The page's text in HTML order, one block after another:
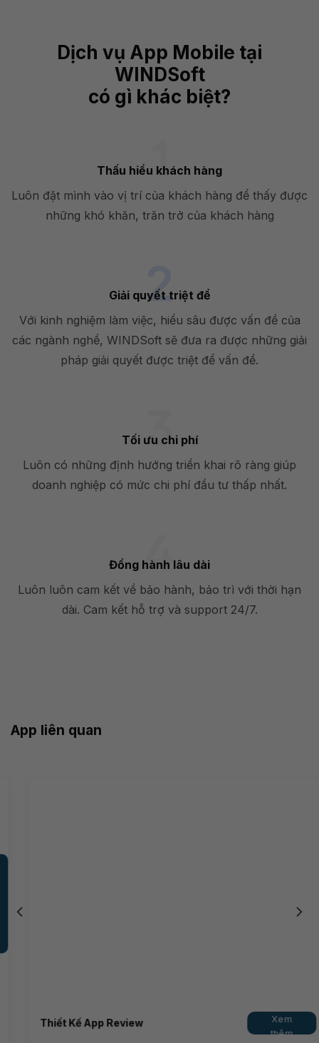
Dịch vụ App Mobile tại
WINDSoft
có gì khác biệt?
Thấu hiểu khách hàng
Luôn đặt mình vào vị trí của khách hàng để thấy được
những khó khăn, trăn trở của khách hàng
Giải quyết triệt để
Với kinh nghiệm làm việc, hiểu sâu được vấn đề của
các ngành nghề, WINDSoft sẽ đưa ra được những giải
pháp giải quyết được triệt để vấn đề.
Tối ưu chi phí
Luôn có những định hướng triển khai rõ ràng giúp
doanh nghiệp có mức chi phí đầu tư thấp nhất.
Đồng hành lâu dài
Luôn luôn cam kết về bảo hành, bảo trì với thời hạn
dài. Cam kết hỗ trợ và support 24/7.
App liên quan
Thiết Kế App Review
Xem
thêm